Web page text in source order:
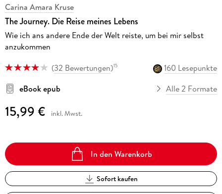
Carina Amara Kruse
The Journey. Die Reise meines Lebens
Wie ich ans andere Ende der Welt reiste, um bei mir selbst
anzukommen
(32 Bewertungen)15
160 Lesepunkte
eBook epub
Alle 2 Formate
15,99 € inkl. Mwst.
In den Warenkorb
Sofort kaufen